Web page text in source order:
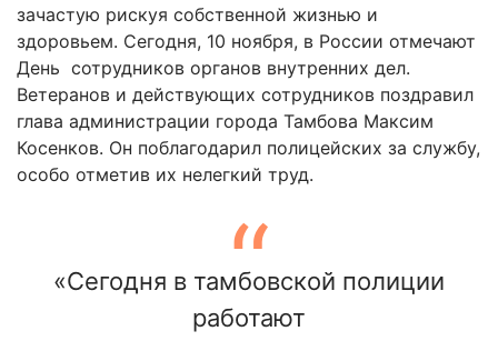
зачастую рискуя собственной жизнью и
здоровьем. Сегодня, 10 ноября, в России отмечают
День сотрудников органов внутренних дел.
Ветеранов и действующих сотрудников поздравил
глава администрации города Тамбова Максим
Косенков. Он поблагодарил полицейских за службу,
особо отметив их нелегкий труд.
«Сегодня в тамбовской полиции
работают